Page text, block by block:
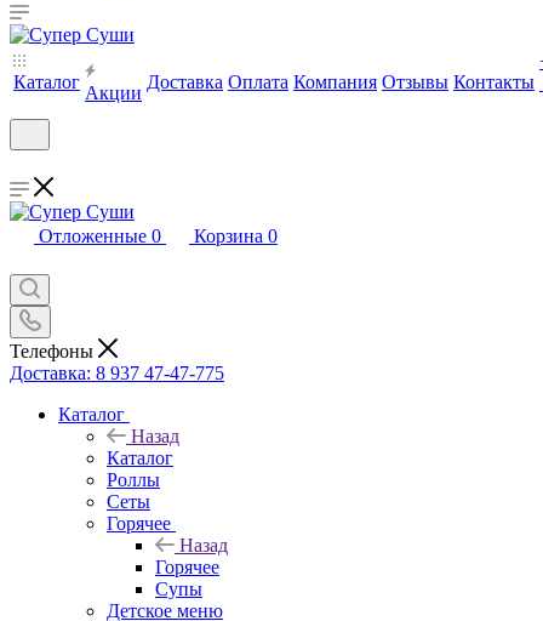
Каталог
Акции
Доставка Оплата Компания Отзывы Контакты
Отложенные 0 Корзина 0
Телефоны
Доставка: 8 937 47-47-775
Каталог
Назад
Каталог
Роллы
Сеты
Горячее
Назад
Горячее
Супы
Детское меню